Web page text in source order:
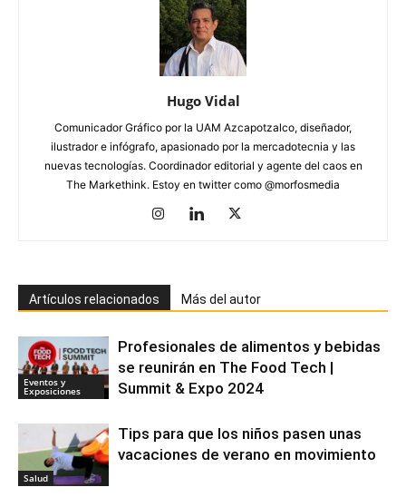
Hugo Vidal
Comunicador Gráfico por la UAM Azcapotzalco, diseñador,
ilustrador e infógrafo, apasionado por la mercadotecnia y las
nuevas tecnologías. Coordinador editorial y agente del caos en
The Markethink. Estoy en twitter como @morfosmedia
Artículos relacionados Más del autor
Eventos y
Exposiciones
Profesionales de alimentos y bebidas
se reunirán en The Food Tech |
Summit & Expo 2024
Salud
Tips para que los niños pasen unas
vacaciones de verano en movimiento